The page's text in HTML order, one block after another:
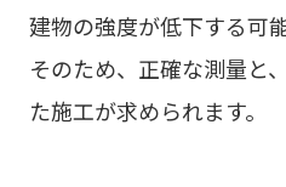
建物の強度が低下する可
そのため、正確な測量と
た施工が求められます。